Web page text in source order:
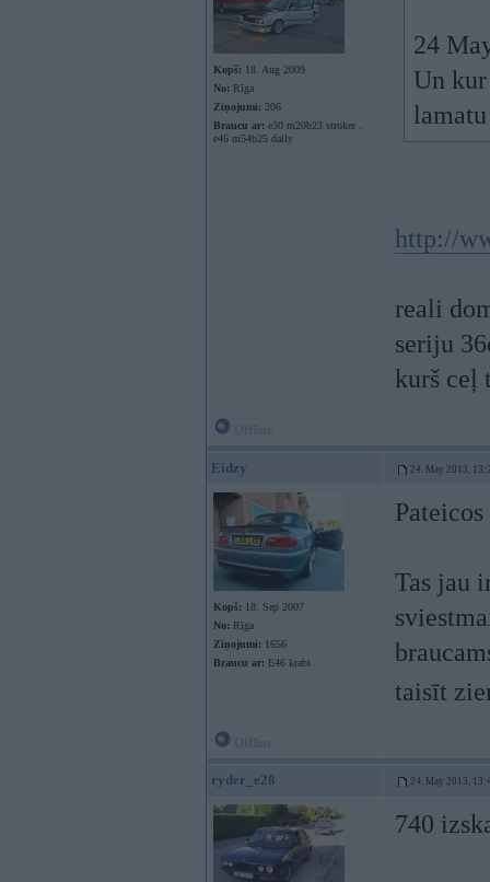
Kopš: 18. Aug 2009
No: Rīga
Ziņojumi: 206
Braucu ar: e30 m20b23 stroker .
e46 m54b25 daily
24
Un
http://
reali
seriju
kurš ceļ
Eidzy 24. May 2013,
Kopš: 18. Sep 2007
No: Rīga
Ziņojumi: 1656
Braucu ar: E46 krabi
Tas jau
taisīt
ryder_e28 24. May 2013,
740